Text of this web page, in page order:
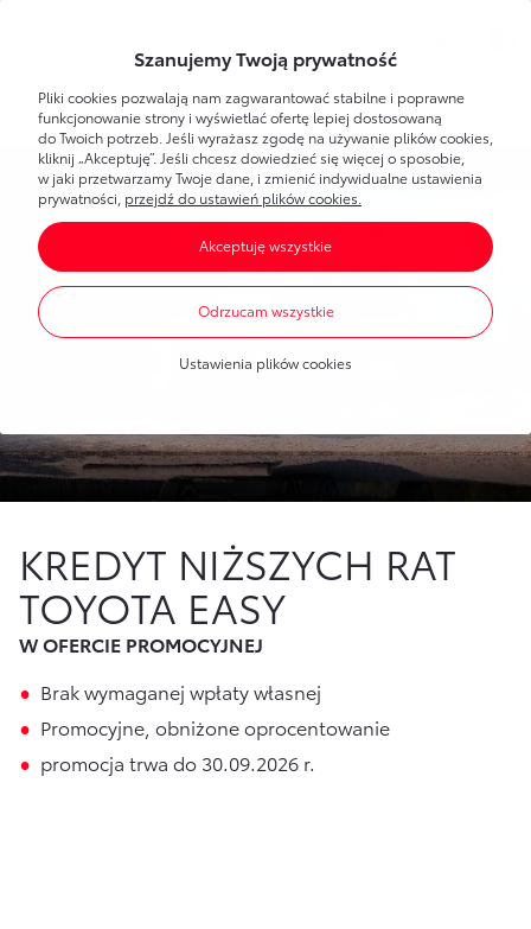
Szanujemy Twoją prywatność
Pliki cookies pozwalają nam zagwarantować stabilne i poprawne
funkcjonowanie strony i wyświetlać ofertę lepiej dostosowaną
do Twoich potrzeb. Jeśli wyrażasz zgodę na używanie plików cookies,
kliknij „Akceptuję”. Jeśli chcesz dowiedzieć się więcej o sposobie,
w jaki przetwarzamy Twoje dane, i zmienić indywidualne ustawienia
prywatności, przejdź do ustawień plików cookies.
Akceptuję wszystkie
Odrzucam wszystkie
Ustawienia plików cookies
Dla Ciebie
Produktydla każdego
Konta bankowe
Finansowanie Toyoty
Finansowanie Lexusa
Ubezpieczenia
Usługi Dilera
Dla Firmy
Finansowanie Lexusa
Finansowanie aut dostawczych
Finansowanie Floty
Konta firmowe
Oszczędzanie
Ubezpieczenia
ToyotaBank
Poznaj Bankowość Elektroniczną
Pierwsze logowanie
Umawianie wizyt w banku
Oprocentowanie
Mobilna Autoryzacja
ToyotaLeasing
Poznaj Portal Klienta
Zawarcie umowy online
Tabela opłat i prowizji
również
Strefa klienta
ToyotaBank
ToyotaLeasing
KREDYT NIŻSZYCH RAT
TOYOTA EASY
W OFERCIE PROMOCYJNEJ
Brak wymaganej wpłaty własnej
Promocyjne, obniżone oprocentowanie
promocja trwa do 30.09.2026 r.